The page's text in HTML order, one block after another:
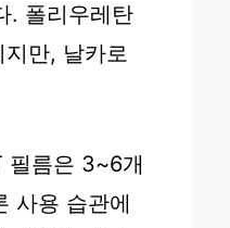
. 폴리우레탄
만, 날카로
필름은 3~6개
사용 습관에